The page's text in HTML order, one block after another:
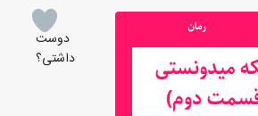
دوست
داشتی؟